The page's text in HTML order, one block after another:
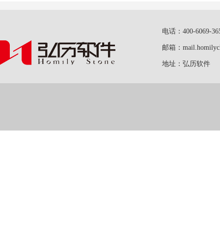
电话：400-6069-
邮箱：
地址：弘历软件